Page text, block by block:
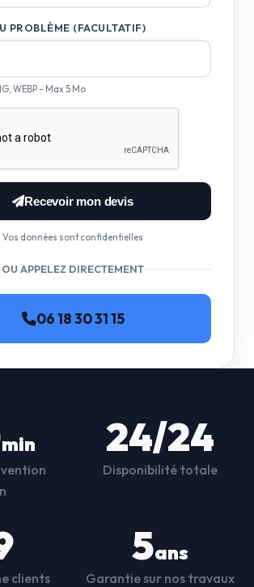
PROBLÈME (FACULTATIF)
WEBP - Max 5 Mo
Recevoir mon devis
Vos données sont confidentielles
OU APPELEZ DIRECTEMENT
06 18 30 31 15
min 24/24
Disponibilité totale
clients
5ans
Garantie sur nos travaux